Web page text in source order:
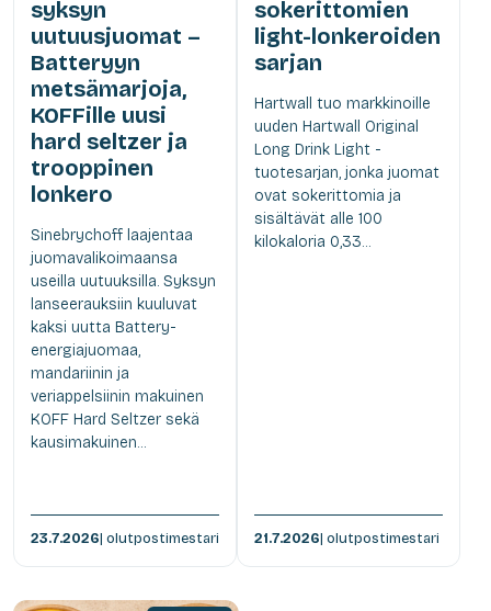
syksyn
uutuusjuomat –
Batteryyn
metsämarjoja,
KOFFille uusi
hard seltzer ja
trooppinen
lonkero
Sinebrychoff laajentaa
juomavalikoimaansa
useilla uutuuksilla. Syksyn
lanseerauksiin kuuluvat
kaksi uutta Battery-
energiajuomaa,
mandariinin ja
veriappelsiinin makuinen
KOFF Hard Seltzer sekä
kausimakuinen...
23.7.2026| olutpostimestari
sokerittomien
light-lonkeroiden
sarjan
Hartwall tuo markkinoille
uuden Hartwall Original
Long Drink Light -
tuotesarjan, jonka juomat
ovat sokerittomia ja
sisältävät alle 100
kilokaloria 0,33...
21.7.2026| olutpostimestari